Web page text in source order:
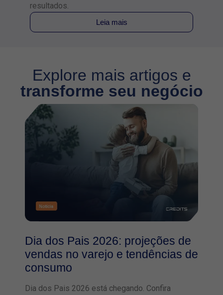
resultados.
Leia mais
Explore mais artigos e
transforme seu negócio
Dia dos Pais 2026: projeções de
vendas no varejo e tendências de
consumo
Dia dos Pais 2026 está chegando. Confira